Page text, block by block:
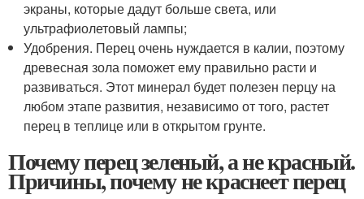
экраны, которые дадут больше света, или
ультрафиолетовый лампы;
Удобрения. Перец очень нуждается в калии, поэтому
древесная зола поможет ему правильно расти и
развиваться. Этот минерал будет полезен перцу на
любом этапе развития, независимо от того, растет
перец в теплице или в открытом грунте.
Почему перец зеленый, а не красный.
Причины, почему не краснеет перец